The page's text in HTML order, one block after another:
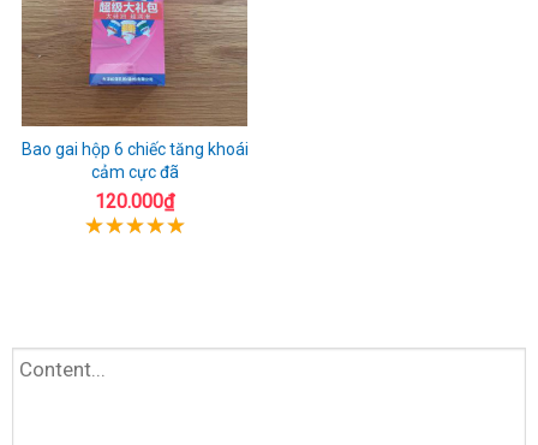
Bao gai hộp 6 chiếc tăng khoái
cảm cực đã
120.000₫